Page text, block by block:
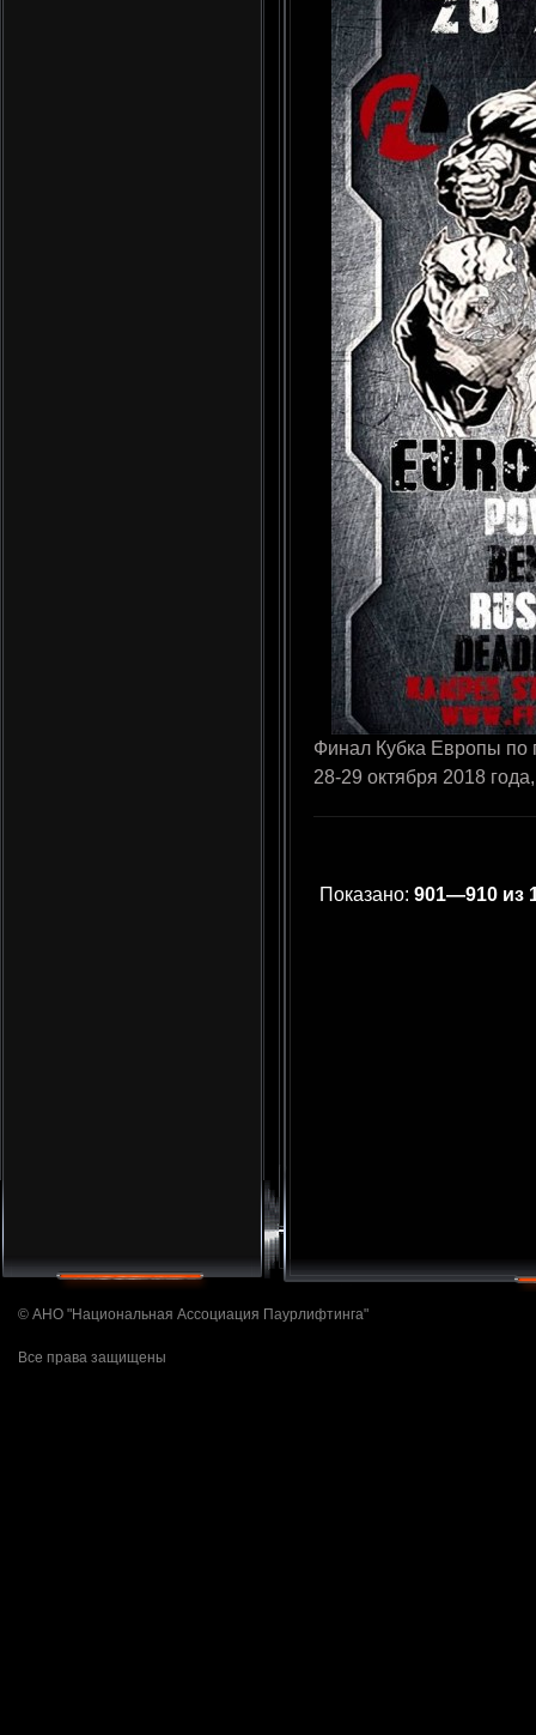
Финал Кубка Европы по
28-29 октября 2018
Показано: 901—910 из
© АНО "Национальная Ассоциация Паурлифтинга"
Все права защищены